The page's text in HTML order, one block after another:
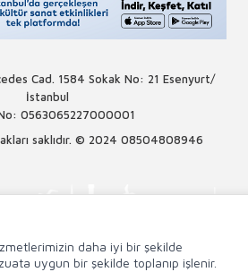
Cad. 1584 Sokak No: 21 Esenyurt/
İstanbul
0563065227000001
saklıdır. © 2024 08504808946
daha iyi bir şekilde
uygun bir şekilde toplanıp işlenir.